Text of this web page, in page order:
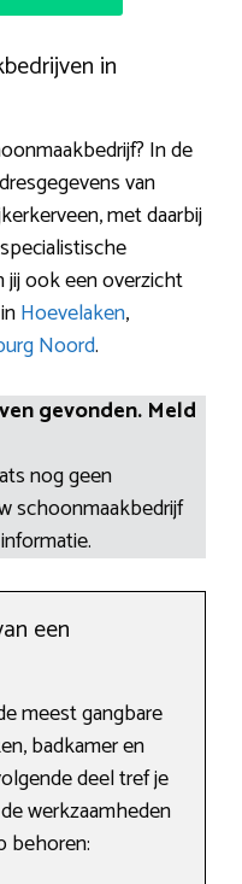
in
In de
van
met daarbij
jij ook een overzicht
Hoevelaken,
Noord.
gevonden. Meld
nog geen
schoonmaakbedrijf
een
meest gangbare
badkamer en
deel tref je
werkzaamheden
behoren: